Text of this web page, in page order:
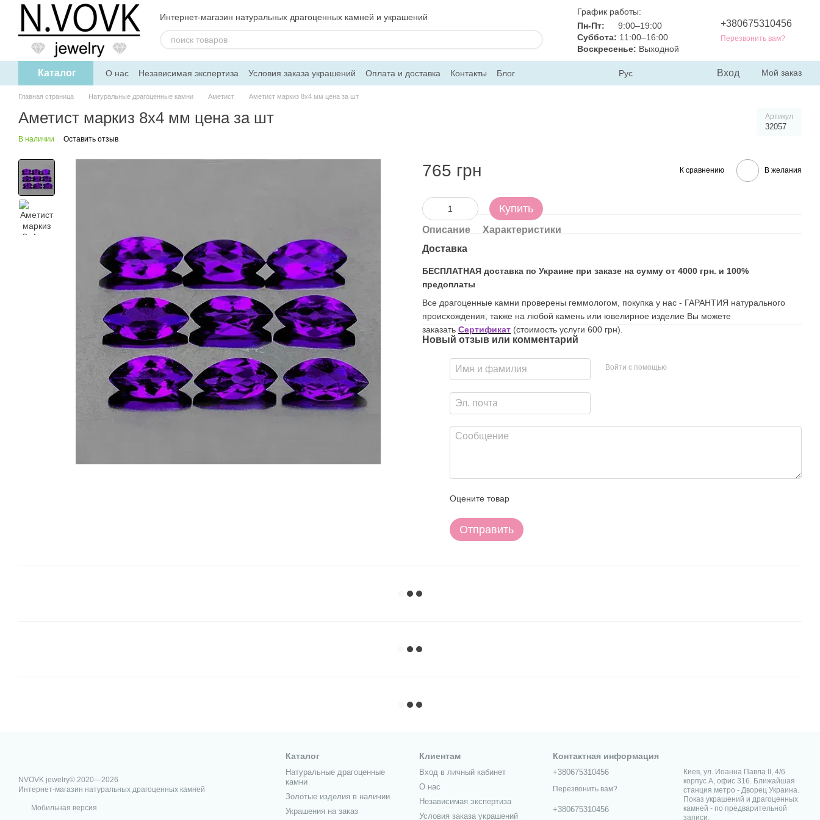
Перейти к основному контенту
Интернет-магазин натуральных драгоценных камней и украшений
График работы:
Пн-Пт:
9:00–19:00
Суббота: 11:00–16:00
Воскресенье: Выходной
+380675310456
Перезвонить вам?
Каталог О нас Независимая экспертиза Условия заказа украшений Оплата и доставка Контакты
Блог
Дисконтная программа
Рус Вход Мой заказ
Главная страница Натуральные драгоценные камни Аметист Аметист маркиз 8х4 мм цена за шт
Аметист маркиз 8х4 мм цена за шт Артикул
32057
В наличии Оставить отзыв
765 грн К сравнению В желания
Купить
Описание
Характеристики
Доставка
БЕСПЛАТНАЯ доставка по Украине при заказе на сумму от 4000 грн. и 100%
предоплаты
Все драгоценные камни проверены геммологом, покупка у нас - ГАРАНТИЯ натурального
происхождения, также на любой камень или ювелирное изделие Вы можете
заказать Сертификат (стоимость услуги 600 грн).
Новый отзыв или комментарий
Войти с помощью
Оцените товар
Отправить
NVOVK jewelry© 2020—2026
Интернет-магазин натуральных драгоценных камней
Мобильная версия
Каталог
Натуральные драгоценные
камни
Золотые изделия в наличии
Украшения на заказ
Клиентам
Вход в личный кабинет
О нас
Независимая экспертиза
Условия заказа украшений
Контактная информация
+380675310456
Перезвонить вам?
+380675310456
Киев, ул. Иоанна Павла II, 4/6
корпус А, офис 316. Ближайшая
станция метро - Дворец Украина.
Показ украшений и драгоценных
камней - по предварительной
записи.